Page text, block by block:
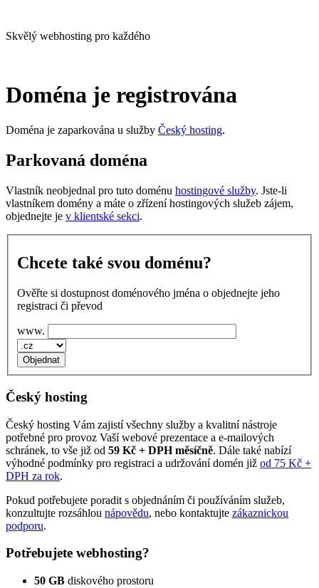
Skvělý webhosting pro každého
Doména je registrována
Doména je zaparkována u služby Český hosting.
Parkovaná doména
Vlastník neobjednal pro tuto doménu hostingové služby. Jste-li
vlastníkem domény a máte o zřízení hostingových služeb zájem,
objednejte je v klientské sekci.
Chcete také svou doménu?
Ověřte si dostupnost doménového jména o objednejte jeho
registraci či převod
www.
Český hosting
Český hosting Vám zajistí všechny služby a kvalitní nástroje
potřebné pro provoz Vaší webové prezentace a e‑mailových
schránek, to vše již od 59 Kč + DPH měsíčně. Dále také nabízí
výhodné podmínky pro registraci a udržování domén již od 75 Kč +
DPH za rok.
Pokud potřebujete poradit s objednáním či používáním služeb,
konzultujte rozsáhlou nápovědu, nebo kontaktujte zákaznickou
podporu.
Potřebujete webhosting?
50 GB diskového prostoru